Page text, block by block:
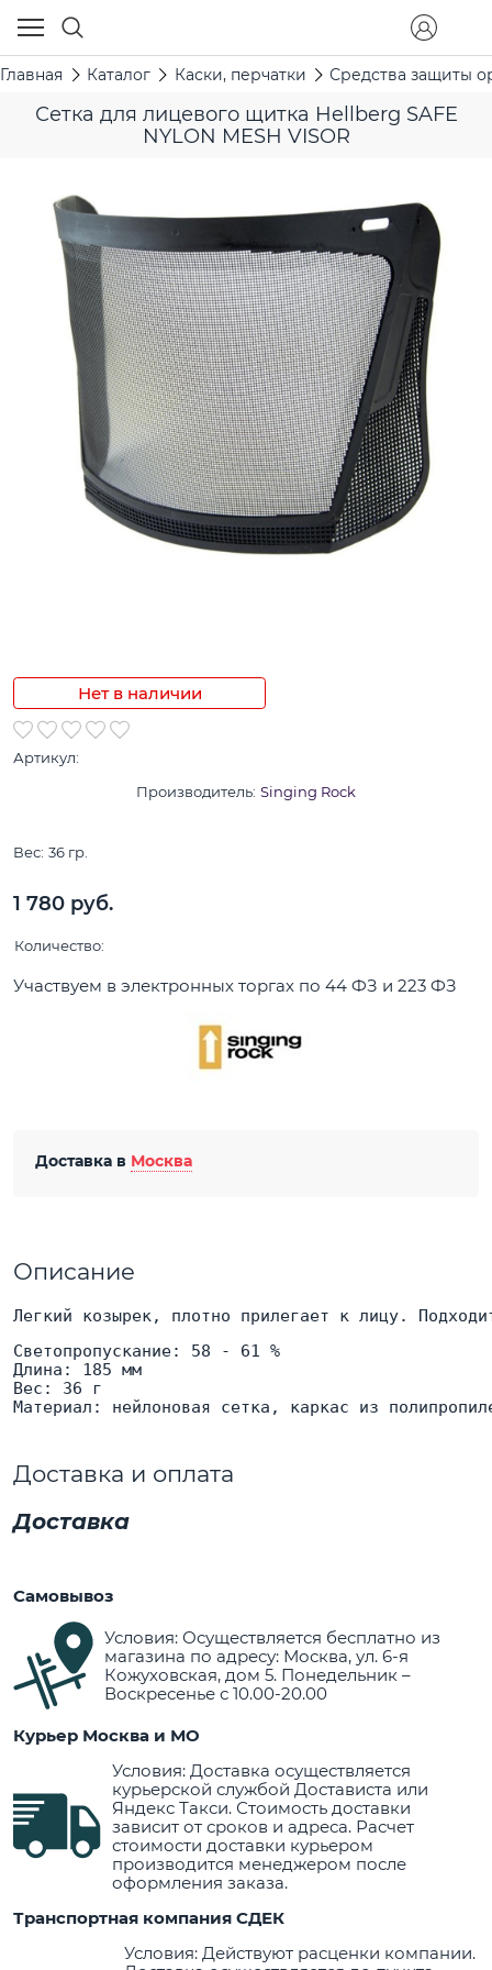
Главная Каталог Каски, перчатки Средства защиты
Сетка для лицевого щитка Hellberg SAFE
NYLON MESH VISOR
Нет в наличии
Артикул:
Производитель: Singing Rock
Вес: 36 гр.
1 780 руб.
Количество:
Участвуем в электронных торгах по 44 ФЗ и 223 ФЗ
Доставка в Москва
Описание
Легкий козырек, плотно прилегает к лицу.
Светопропускание: 58 - 61 %
Длина: 185 мм
Вес: 36 г
Материал: нейлоновая сетка, каркас из
Доставка и оплата
Доставка
Самовывоз
Условия: Осуществляется бесплатно из
магазина по адресу: Москва, ул. 6-я
Кожуховская, дом 5. Понедельник –
Воскресенье с 10.00-20.00
Курьер Москва и МО
Условия: Доставка осуществляется
курьерской службой Достависта или
Яндекс Такси. Стоимость доставки
зависит от сроков и адреса. Расчет
стоимости доставки курьером
производится менеджером после
оформления заказа.
Транспортная компания СДЕК
Условия: Действуют расценки компании.